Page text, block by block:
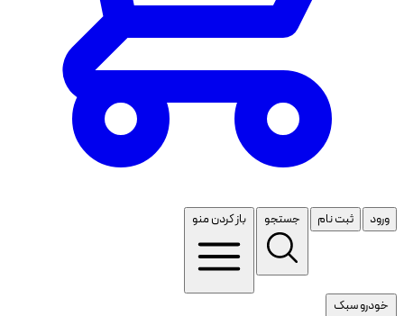
ورود ثبت نام جستجو باز کردن منو
خودرو سبک